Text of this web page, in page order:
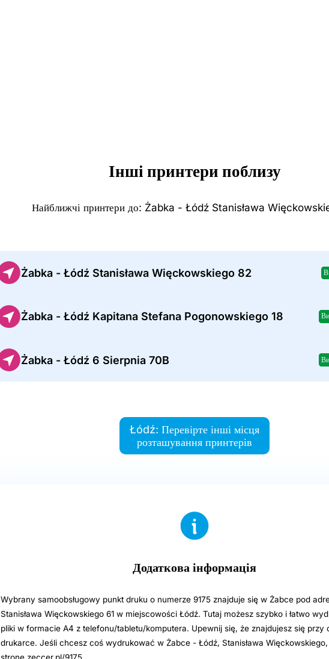
Інші принтери поблизу
Найближчі принтери до: Żabka - Łódź Stanisława
Żabka - Łódź Stanisława Więckowskiego 82
Żabka - Łódź Kapitana Stefana Pogonowskiego 18
Żabka - Łódź 6 Sierpnia 70B
Łódź: Перевірте інші місця
розташування принтерів
Додаткова інформація
Wybrany samoobsługowy punkt druku o numerze 9175 znajduje się w Żabce pod
Stanisława Więckowskiego 61 w miejscowości Łódź. Tutaj możesz szybko i łatwo
pliki w formacie A4 z telefonu/tabletu/komputera. Upewnij się, że znajdujesz się przy
drukarce. Jeśli chcesz coś wydrukować w Żabce - Łódź, Stanisława